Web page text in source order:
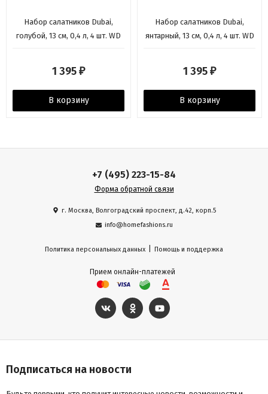
Набор салатников Dubai,
голубой, 13 см, 0,4 л, 4 шт. WD
1 395 ₽
В корзину
Набор салатников Dubai,
янтарный, 13 см, 0,4 л, 4 шт. WD
1 395 ₽
В корзину
+7 (495) 223-15-84
Форма обратной связи
г. Москва, Волгоградский проспект, д.42, корп.5
info@homefashions.ru
Политика персональных данных Помощь и поддержка
Прием онлайн-платежей
Подписаться на новости